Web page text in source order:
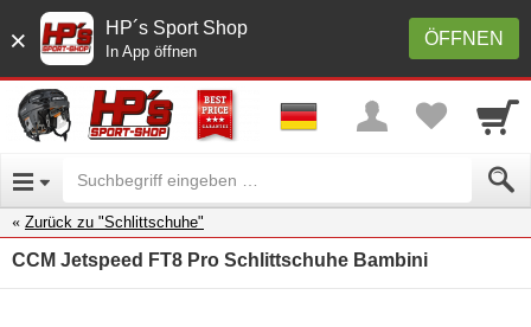
× ÖFFNEN
HP´s Sport Shop
In App öffnen
Zurück zu "Schlittschuhe"
CCM Jetspeed FT8 Pro Schlittschuhe Bambini